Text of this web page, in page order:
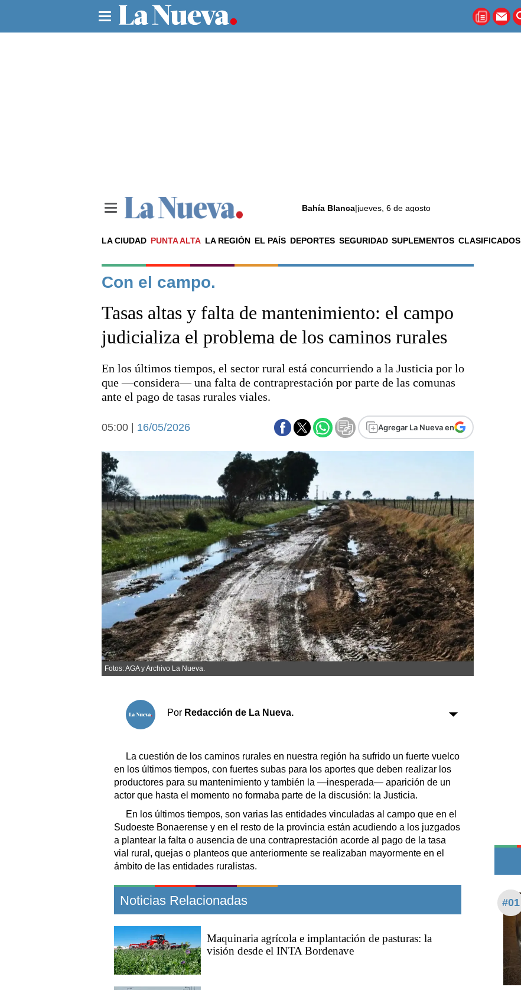
Bahía Blanca|jueves, 6 de agosto
LA CIUDAD PUNTA ALTA LA REGIÓN EL PAÍS DEPORTES SEGURIDAD SUPLEMENTOS CLASIFICADOS
Noticias
La ciudad
El país
Seguridad
Deportes
Escenario Olímpico
Liga del Sur
Fútbol
Federal A
Arte y cultura
Aplausos
Cines
Economía y campo
Economía y finanzas
Con el campo
Espacio empresas
Sociedad y tiempo libre
Sociedad
Tecnología
Turismo
Salud
Es viral
El tiempo
Fúnebres
Clasificados
Horóscopo
Servicios
Datos Útiles
Fúnebres
Edictos
Teléfonos de urgencia
Con el campo.
Tasas altas y falta de mantenimiento: el campo
judicializa el problema de los caminos rurales
En los últimos tiempos, el sector rural está concurriendo a la Justicia por lo
que —considera— una falta de contraprestación por parte de las comunas
ante el pago de tasas rurales viales.
Agregar La Nueva en
05:00 | 16/05/2026
Fotos: AGA y Archivo La Nueva.
Por Redacción de La Nueva.
La cuestión de los caminos rurales en nuestra región ha sufrido un fuerte vuelco
en los últimos tiempos, con fuertes subas para los aportes que deben realizar los
productores para su mantenimiento y también la —inesperada— aparición de un
actor que hasta el momento no formaba parte de la discusión: la Justicia.
En los últimos tiempos, son varias las entidades vinculadas al campo que en el
Sudoeste Bonaerense y en el resto de la provincia están acudiendo a los juzgados
a plantear la falta o ausencia de una contraprestación acorde al pago de la tasa
vial rural, quejas o planteos que anteriormente se realizaban mayormente en el
ámbito de las entidades ruralistas.
Noticias Relacionadas
Maquinaria agrícola e implantación de pasturas: la
visión desde el INTA Bordenave
#01